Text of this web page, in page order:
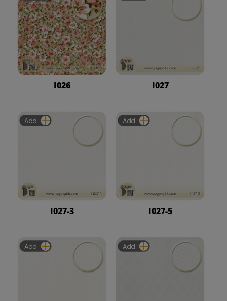
I026 I027
I027-3
Add
I027-5
Add
Add Add